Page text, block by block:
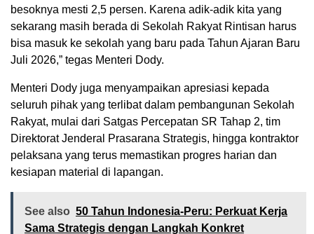
besoknya mesti 2,5 persen. Karena adik-adik kita yang
sekarang masih berada di Sekolah Rakyat Rintisan harus
bisa masuk ke sekolah yang baru pada Tahun Ajaran Baru
Juli 2026,” tegas Menteri Dody.
Menteri Dody juga menyampaikan apresiasi kepada
seluruh pihak yang terlibat dalam pembangunan Sekolah
Rakyat, mulai dari Satgas Percepatan SR Tahap 2, tim
Direktorat Jenderal Prasarana Strategis, hingga kontraktor
pelaksana yang terus memastikan progres harian dan
kesiapan material di lapangan.
See also 50 Tahun Indonesia-Peru: Perkuat Kerja
Sama Strategis dengan Langkah Konkret